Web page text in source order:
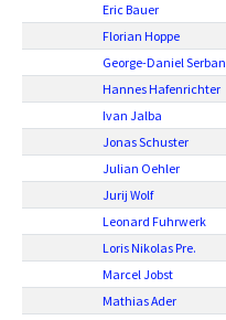
Eric Bauer
Florian Hoppe
George-Daniel Serban
Hannes Hafenrichter
Ivan Jalba
Jonas Schuster
Julian Oehler
Jurij Wolf
Leonard Fuhrwerk
Loris Nikolas Pre.
Marcel Jobst
Mathias Ader